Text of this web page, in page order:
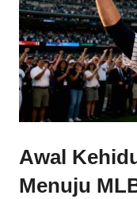
Awal
Menuju